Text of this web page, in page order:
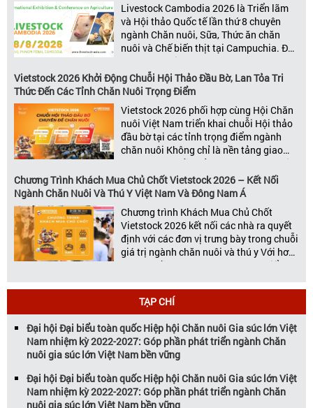
giá trị […]
Livestock Cambodia 2026 là Triển lãm
và Hội thảo Quốc tế lần thứ 8 chuyên
ngành Chăn nuôi, Sữa, Thức ăn chăn
nuôi và Chế biến thịt tại Campuchia. Đây
được đánh giá là một trong những sự
kiện thương mại thường niên uy tín và
đáng chú ý nhất của ngành nông nghiệp
– chăn […]
Vietstock 2026 Khởi Động Chuỗi Hội Thảo Đầu Bờ, Lan Tỏa Tri
Thức Đến Các Tỉnh Chăn Nuôi Trọng Điểm
Vietstock 2026 phối hợp cùng Hội Chăn
nuôi Việt Nam triển khai chuỗi Hội thảo
đầu bờ tại các tỉnh trọng điểm ngành
chăn nuôi Không chỉ là nền tảng giao
thương hàng đầu của ngành chăn nuôi
và thú y, Vietstock còn là triển lãm duy
nhất tại Việt Nam tổ chức thường niên
Chương Trình Khách Mua Chủ Chốt Vietstock 2026 – Kết Nối
Ngành Chăn Nuôi Và Thú Y Việt Nam Và Đông Nam Á
Chương trình Khách Mua Chủ Chốt
Vietstock 2026 kết nối các nhà ra quyết
định với các đơn vị trưng bày trong chuỗi
giá trị ngành chăn nuôi và thú y Với hơn
20 năm đồng hành cùng sự phát triển
Vietstock đã khẳng định vị thế là triển […]
TẠP CHÍ
Đại hội Đại biểu toàn quốc Hiệp hội Chăn nuôi Gia súc lớn Việt
Nam nhiệm kỳ 2022-2027: Góp phần phát triển ngành Chăn
nuôi gia súc lớn Việt Nam bền vững
Đại hội Đại biểu toàn quốc Hiệp hội Chăn nuôi Gia súc lớn Việt
Nam nhiệm kỳ 2022-2027: Góp phần phát triển ngành Chăn
nuôi gia súc lớn Việt Nam bền vững